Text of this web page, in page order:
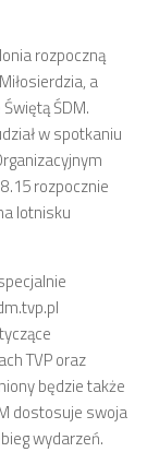
rozpoczną
a
ŚDM.
w spotkaniu
rozpocznie
lotnisku
TVP oraz
będzie także
dostosuje swoja
wydarzeń.